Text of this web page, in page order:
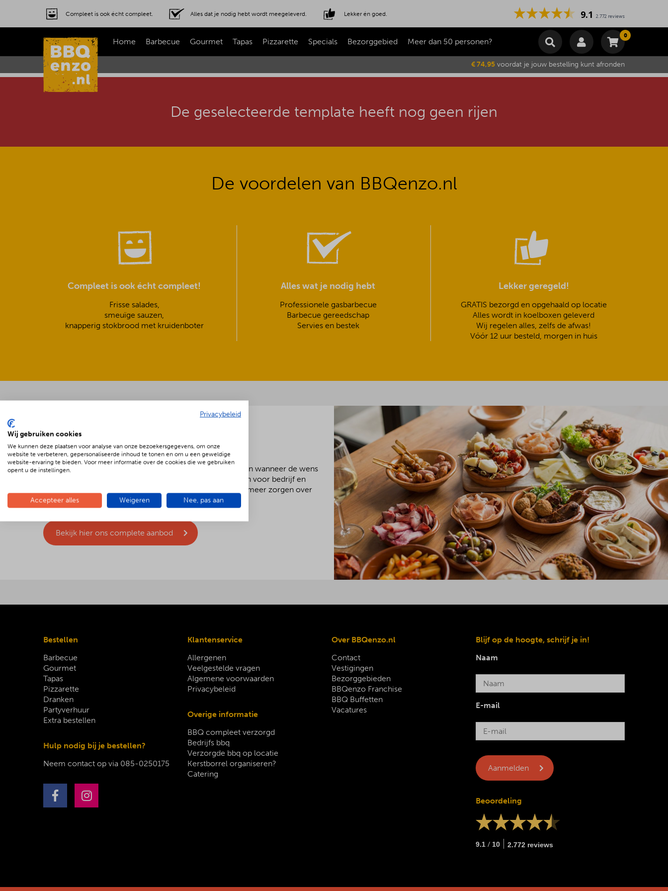
Compleet is ook écht compleet. Alles dat je nodig hebt wordt meegeleverd. Lekker én goed. 9.1 2.772 reviews
Home Barbecue Gourmet Tapas Pizzarette Specials Bezorggebied Meer dan 50 personen?
0
Winkelmand
Subtotaal €0,00
€ 74,95 voordat je jouw bestelling kunt afronden
De geselecteerde template heeft nog geen rijen
De voordelen van BBQenzo.nl
Compleet is ook écht compleet!
Frisse salades,
smeuïge sauzen,
knapperig stokbrood met kruidenboter
Alles wat je nodig hebt
Professionele gasbarbecue
Barbecue gereedschap
Servies en bestek
Lekker geregeld!
GRATIS bezorgd en opgehaald op locatie
Alles wordt in koelboxen geleverd
Wij regelen alles, zelfs de afwas!
Vóór 12 uur besteld, morgen in huis
BBQenzo.nl Party service
Maak je feest compleet met BBQenzo.nl Party! We kunnen wanneer de wens
daar is borden, bestek, glaswerk, partytenten en meubelen voor bedrijf en
particulier leveren. Dan hoef jij je echt helemaal nergens meer zorgen over
te maken!
Bekijk hier ons complete aanbod
Bestellen
Barbecue
Gourmet
Tapas
Pizzarette
Dranken
Partyverhuur
Extra bestellen
Hulp nodig bij je bestellen?
Neem contact op via 085-0250175
Klantenservice
Allergenen
Veelgestelde vragen
Algemene voorwaarden
Privacybeleid
Overige informatie
BBQ compleet verzorgd
Bedrijfs bbq
Verzorgde bbq op locatie
Kerstborrel organiseren?
Catering
Over BBQenzo.nl
Contact
Vestigingen
Bezorggebieden
BBQenzo Franchise
BBQ Buffetten
Vacatures
Blijf op de hoogte, schrijf je in!
Naam
E-mail
Beoordeling
9.1 / 10 2.772 reviews
Privacybeleid
Wij gebruiken cookies
We kunnen deze plaatsen voor analyse van onze bezoekersgegevens, om onze
website te verbeteren, gepersonaliseerde inhoud te tonen en om u een geweldige
website-ervaring te bieden. Voor meer informatie over de cookies die we gebruiken
opent u de instellingen.
Accepteer alles Weigeren Nee, pas aan